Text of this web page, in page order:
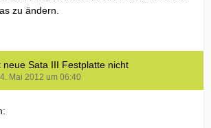
zu ändern.
neue Sata III Festplatte nicht
Mai 2012 um 06:40